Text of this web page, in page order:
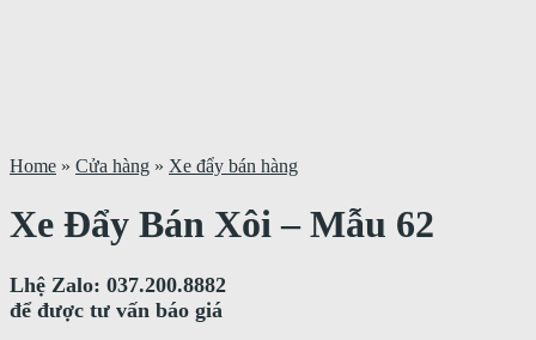
Home » Cửa hàng » Xe đẩy bán hàng
Xe Đẩy Bán Xôi – Mẫu 62
Lhệ Zalo: 037.200.8882
để được tư vấn báo giá